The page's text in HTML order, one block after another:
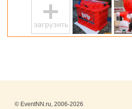
© EventNN.ru, 2006-2026